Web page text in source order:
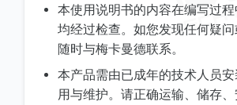
本使用说明书的内容在编写过
均经过检查。如您发现任何疑
随时与梅卡曼德联系。
本产品需由已成年的技术人员
用与维护。请正确运输、储存、